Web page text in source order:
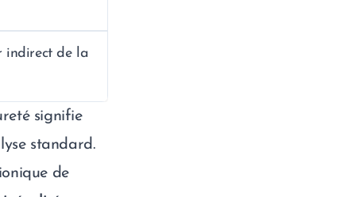
indirect de la
signifie
standard.
de